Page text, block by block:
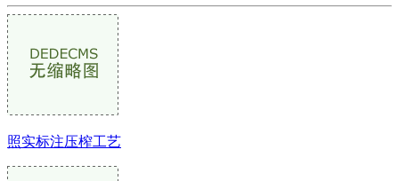
照实标注压榨工艺